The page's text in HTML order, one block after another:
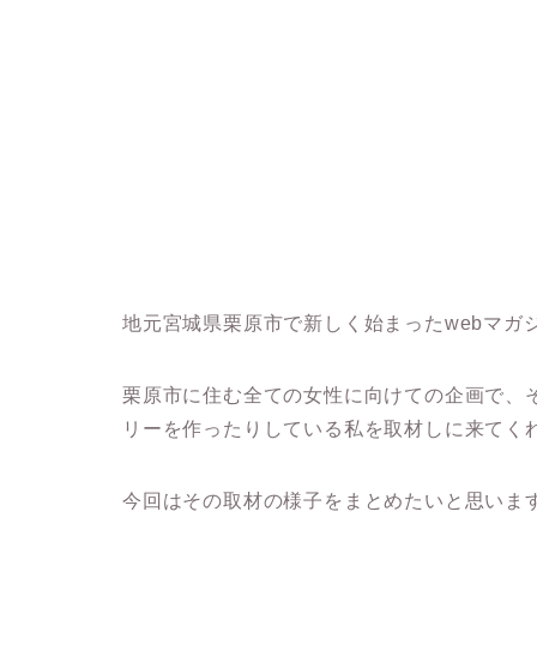
地元宮城県栗原市で新しく始まったwebマガ
栗原市に住む全ての女性に向けての企画で
リーを作ったりしている私を取材しに来てく
今回はその取材の様子をまとめたいと思いま